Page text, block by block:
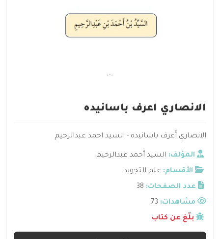
الانصاري اعرف باسانيده
الانصاري أَعرف باسانيده - السيد احمد عبدالرحيم
المؤلف: السيد أحمد عبدالرحيم
الأقسام: علم التجويد
عدد الصفحات: 38
مشاهدات:
بلّغ عن كتاب